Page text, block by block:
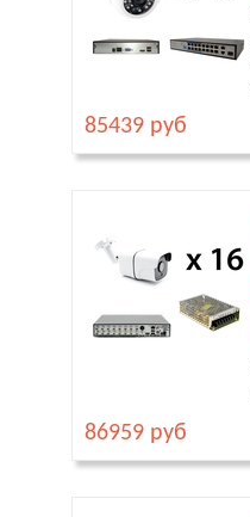
85439 руб
86959 руб